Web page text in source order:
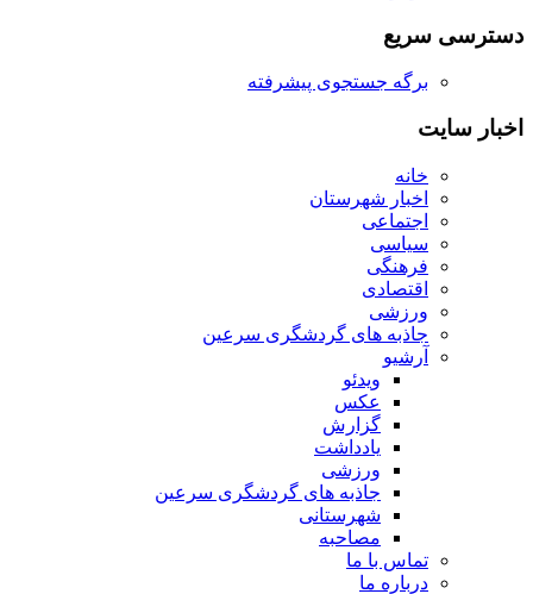
دسترسی سریع
برگه جستجوی پیشرفته
اخبار سایت
خانه
اخبار شهرستان
اجتماعی
سیاسی
فرهنگی
اقتصادی
ورزشی
جاذبه های گردشگری سرعین
آرشیو
ویدئو
عکس
گزارش
یادداشت
ورزشی
جاذبه های گردشگری سرعین
شهرستانی
مصاحبه
تماس با ما
درباره ما